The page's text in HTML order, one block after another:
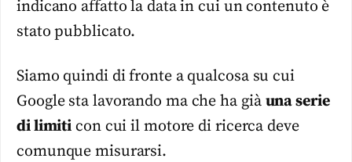
indicano affatto la data in cui un contenuto è
stato pubblicato.
Siamo quindi di fronte a qualcosa su cui
Google sta lavorando ma che ha già una serie
di limiti con cui il motore di ricerca deve
comunque misurarsi.